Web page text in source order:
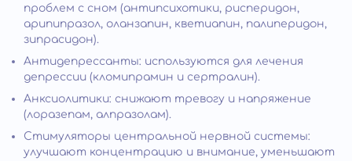
проблем с сном (антипсихотики, рисперидон,
арипипразол, оланзапин, кветиапин, палиперидон,
зипрасидон).
Антидепрессанты: используются для лечения
депрессии (кломипрамин и сертралин).
Анксиолитики: снижают тревогу и напряжение
(лоразепам, алпразолам).
Стимуляторы центральной нервной системы:
улучшают концентрацию и внимание, уменьшают